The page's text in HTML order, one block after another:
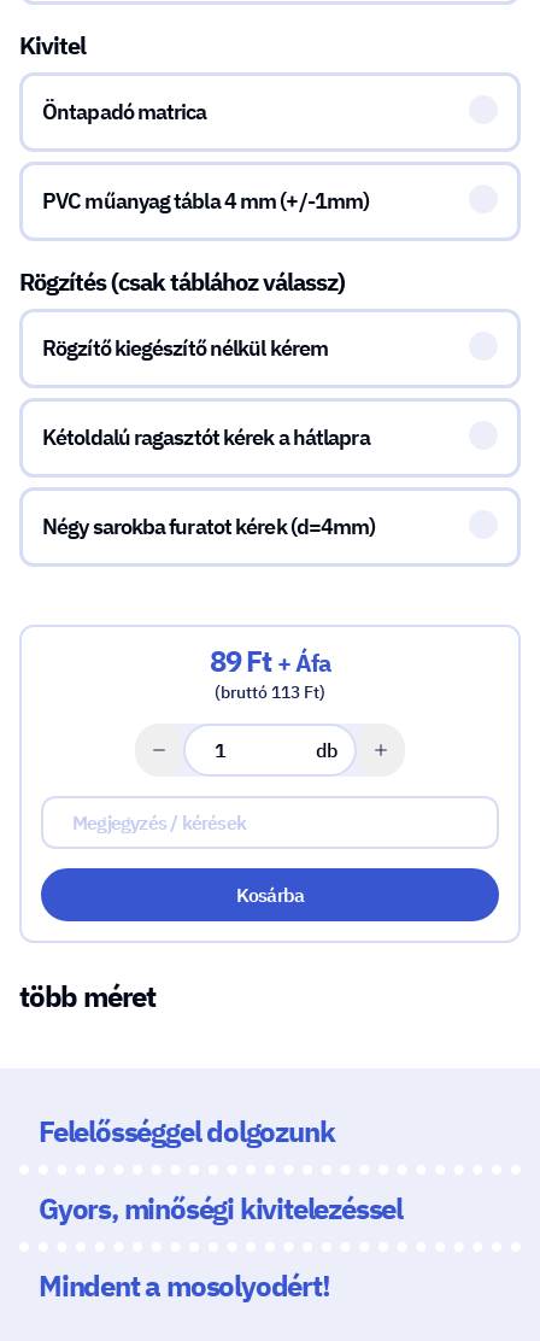
Kivitel
Öntapadó matrica
PVC műanyag tábla 4 mm (+/-1mm)
Rögzítés (csak táblához válassz)
Rögzítő kiegészítő nélkül kérem
Kétoldalú ragasztót kérek a hátlapra
Négy sarokba furatot kérek (d=4mm)
89 Ft+ Áfa
(bruttó 113 Ft)
db
Kosárba
több méret
Felelősséggel dolgozunk
Gyors, minőségi kivitelezéssel
Mindent a mosolyodért!